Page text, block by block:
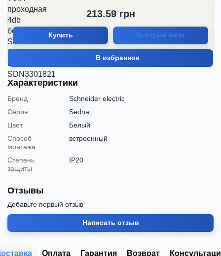
213.59грн
Купить Быстрый заказ
В избранное
Характеристики
Бренд
Schneider electric
Серия
Sedna
Цвет
Белый
Способ
монтажа
встроенный
Степень
защиты
IP20
Отзывы
Добавьте первый отзыв
Написать отзыв
Оплата Гарантия Возврат